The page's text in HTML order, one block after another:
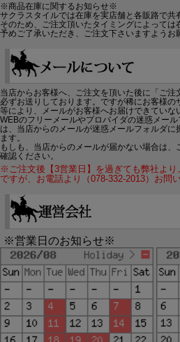
※商品在庫に関するお知らせ※
サクラスタイルでは在庫を実店舗と各販路で共
そのため、ご注文頂いたタイミングによっては
予めご了承いただき、ご注文下さいますようお
当店からお客様へ、ご注文を頂いた後に「ご
必ずお送りしております。ですが稀にお客様
等により、メールがお客様へお届けできていな
WEBのフリーメールやプロバイダの迷惑メー
は、当店からのメールが迷惑メールフォルダ
ます。
もしも、当店からのメールが届かない場合は
確認ください。
※ご注文後【3営業日】を過ぎても弊社よ
ですが、お電話より（078-332-2013）お問
※営業日のお知らせ※